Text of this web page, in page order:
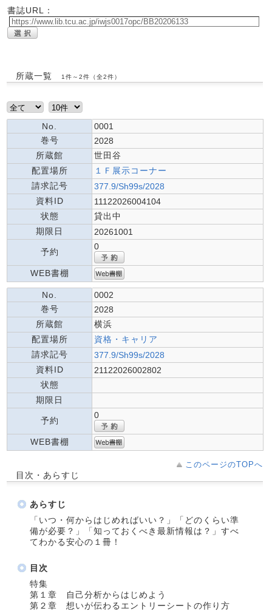
書誌URL：
所蔵一覧 1件～2件（全2件）
No.
0001
巻号
2028
所蔵館
世田谷
配置場所
１Ｆ展示コーナー
請求記号
377.9/Sh99s/2028
資料ID
11122026004104
状態
貸出中
期限日
20261001
予約
0
WEB書棚
No.
0002
巻号
2028
所蔵館
横浜
配置場所
資格・キャリア
請求記号
377.9/Sh99s/2028
資料ID
21122026002802
状態
期限日
予約
0
WEB書棚
このページのTOPへ
目次・あらすじ
あらすじ
「いつ・何からはじめればいい？」「どのくらい準
備が必要？」「知っておくべき最新情報は？」すべ
てわかる安心の１冊！
目次
特集
第１章 自己分析からはじめよう
第２章 想いが伝わるエントリーシートの作り方